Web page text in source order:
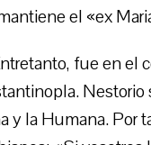
el «ex
fue en el
Nestorio
y la Humana. Por